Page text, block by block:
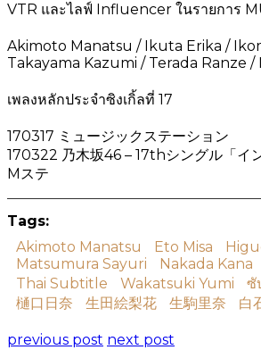
VTR และไลฟ์ Influencer ในรายการ
Akimoto Manatsu / Ikuta Erika /
Takayama Kazumi / Terada Ranze
เพลงหลักประจำซิงเกิ้ลที่ 17
170317 ミュージックステーション
170322 乃木坂46 – 17thシングル「イ
Mステ
Tags:
Akimoto Manatsu
Eto Misa
Matsumura Sayuri
Nakada Kana
Thai Subtitle
Wakatsuki Yumi ซั
樋口日奈
生田絵梨花 生駒里奈 白
previous post next post